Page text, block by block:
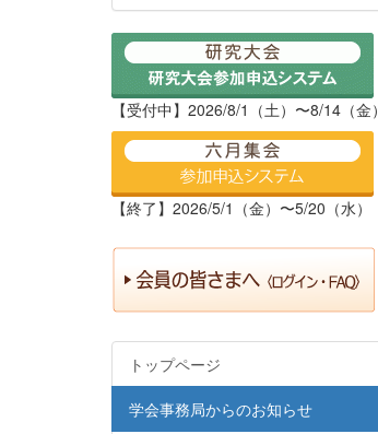
【受付中】2026/8/1（土）〜8/14（金）
【終了】2026/5/1（金）〜5/20（水）
トップページ
学会事務局からのお知らせ